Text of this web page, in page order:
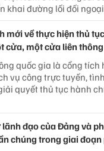
khai đường lối đối
mới về thực hiện thủ
cửa, một cửa liên thông
quốc gia là cổng tích
vụ công trực tuyến,
quyết thủ tục hành
đạo của Đảng và
chúng trong giai